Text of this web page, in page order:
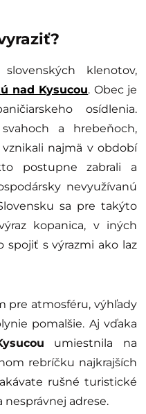
klenotov,
nad Kysucou. Obec je
osídlenia.
a hrebeňoch,
najmä v období
postupne zabrali a
nevyužívanú
sa pre takýto
kopanica, v iných
spojiť s výrazmi ako laz
pre atmosféru, výhľady
pomalšie. Aj vďaka
umiestnila na
rebríčku najkrajších
rušné turistické
adrese.